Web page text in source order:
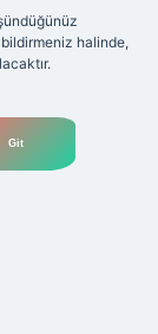
halinde,